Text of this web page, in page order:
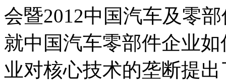
会暨2012中国汽车及零
就中国汽车零部件企业
业对核心技术的垄断提